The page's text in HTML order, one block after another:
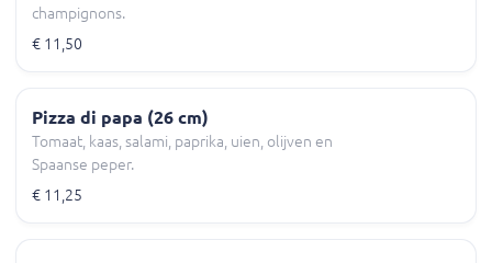
champignons.
€ 11,50
Pizza di papa (26 cm)
Tomaat, kaas, salami, paprika, uien, olijven en
Spaanse peper.
€ 11,25